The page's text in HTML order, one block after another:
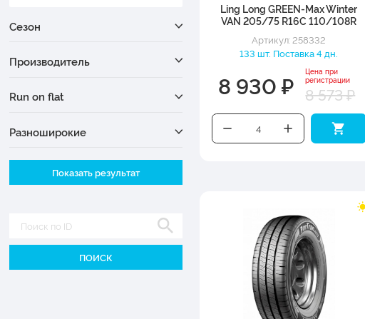
Сезон
Производитель
Run on flat
Разноширокие
Ширина
Диаметр
Показать результат
Ling Long GREEN-Max Winter
VAN 205/75 R16C 110/108R
Артикул: 258332
133 шт. Поставка 4 дн.
8 930 ₽
Цена при
регистрации
8 573 ₽